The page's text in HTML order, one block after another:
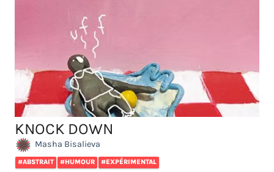
KNOCK DOWN
Masha Bisalieva
#ABSTRAIT #HUMOUR #EXPÉRIMENTAL